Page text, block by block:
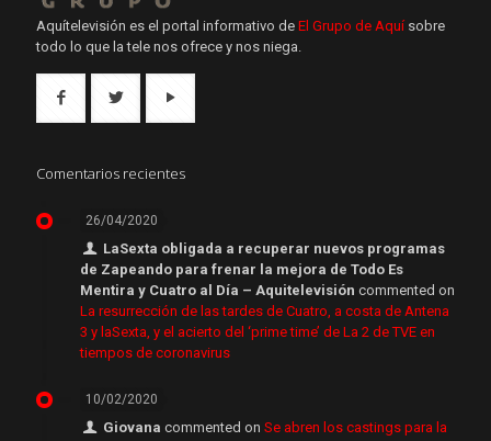
Aquítelevisión es el portal informativo de El Grupo de Aquí sobre
todo lo que la tele nos ofrece y nos niega.
Comentarios recientes
26/04/2020
LaSexta obligada a recuperar nuevos programas
de Zapeando para frenar la mejora de Todo Es
Mentira y Cuatro al Día – Aquitelevisión commented on
La resurrección de las tardes de Cuatro, a costa de Antena
3 y laSexta, y el acierto del ‘prime time’ de La 2 de TVE en
tiempos de coronavirus
10/02/2020
Giovana commented onSe abren los castings para la